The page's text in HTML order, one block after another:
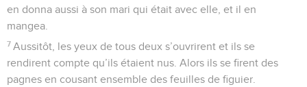
en donna aussi à son mari qui était avec elle, et il en
mangea.
7 Aussitôt, les yeux de tous deux s’ouvrirent et ils se
rendirent compte qu’ils étaient nus. Alors ils se firent des
pagnes en cousant ensemble des feuilles de figuier.